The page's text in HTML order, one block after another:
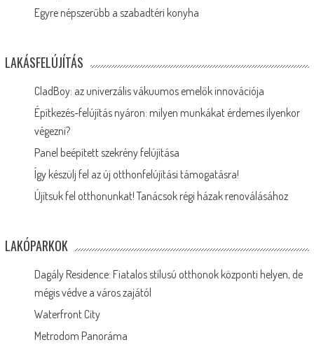
Egyre népszerűbb a szabadtéri konyha
LAKÁSFELÚJÍTÁS
CladBoy: az univerzális vákuumos emelők innovációja
Építkezés-felújítás nyáron: milyen munkákat érdemes ilyenkor
végezni?
Panel beépített szekrény felújítása
Így készülj fel az új otthonfelújítási támogatásra!
Újítsuk fel otthonunkat! Tanácsok régi házak renoválásához
LAKÓPARKOK
Dagály Residence: Fiatalos stílusú otthonok központi helyen, de
mégis védve a város zajától
Waterfront City
Metrodom Panoráma